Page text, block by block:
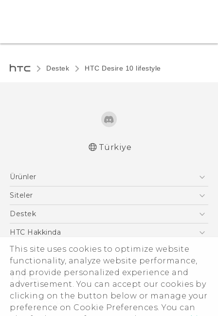
This site uses cookies to optimize website
functionality, analyze website performance,
and provide personalized experience and
advertisement. You can accept our cookies by
clicking on the button below or manage your
preference on Cookie Preferences. You can
Destek HTC Desire 10 lifestyle‎
English - Quick start guide
Türkiye
Ürünler
Akıllı Telefonlar
VIVE
Siteler
HTC Dev
Destek
Destek Merkezi
HTC Hakkinda
ESG
Yatırımcı (İNGİLİZCE)
Gizlilik Politikası
Ürün Güvenliği
Cookie Preferences
© 2011-2026 HTC Corporation